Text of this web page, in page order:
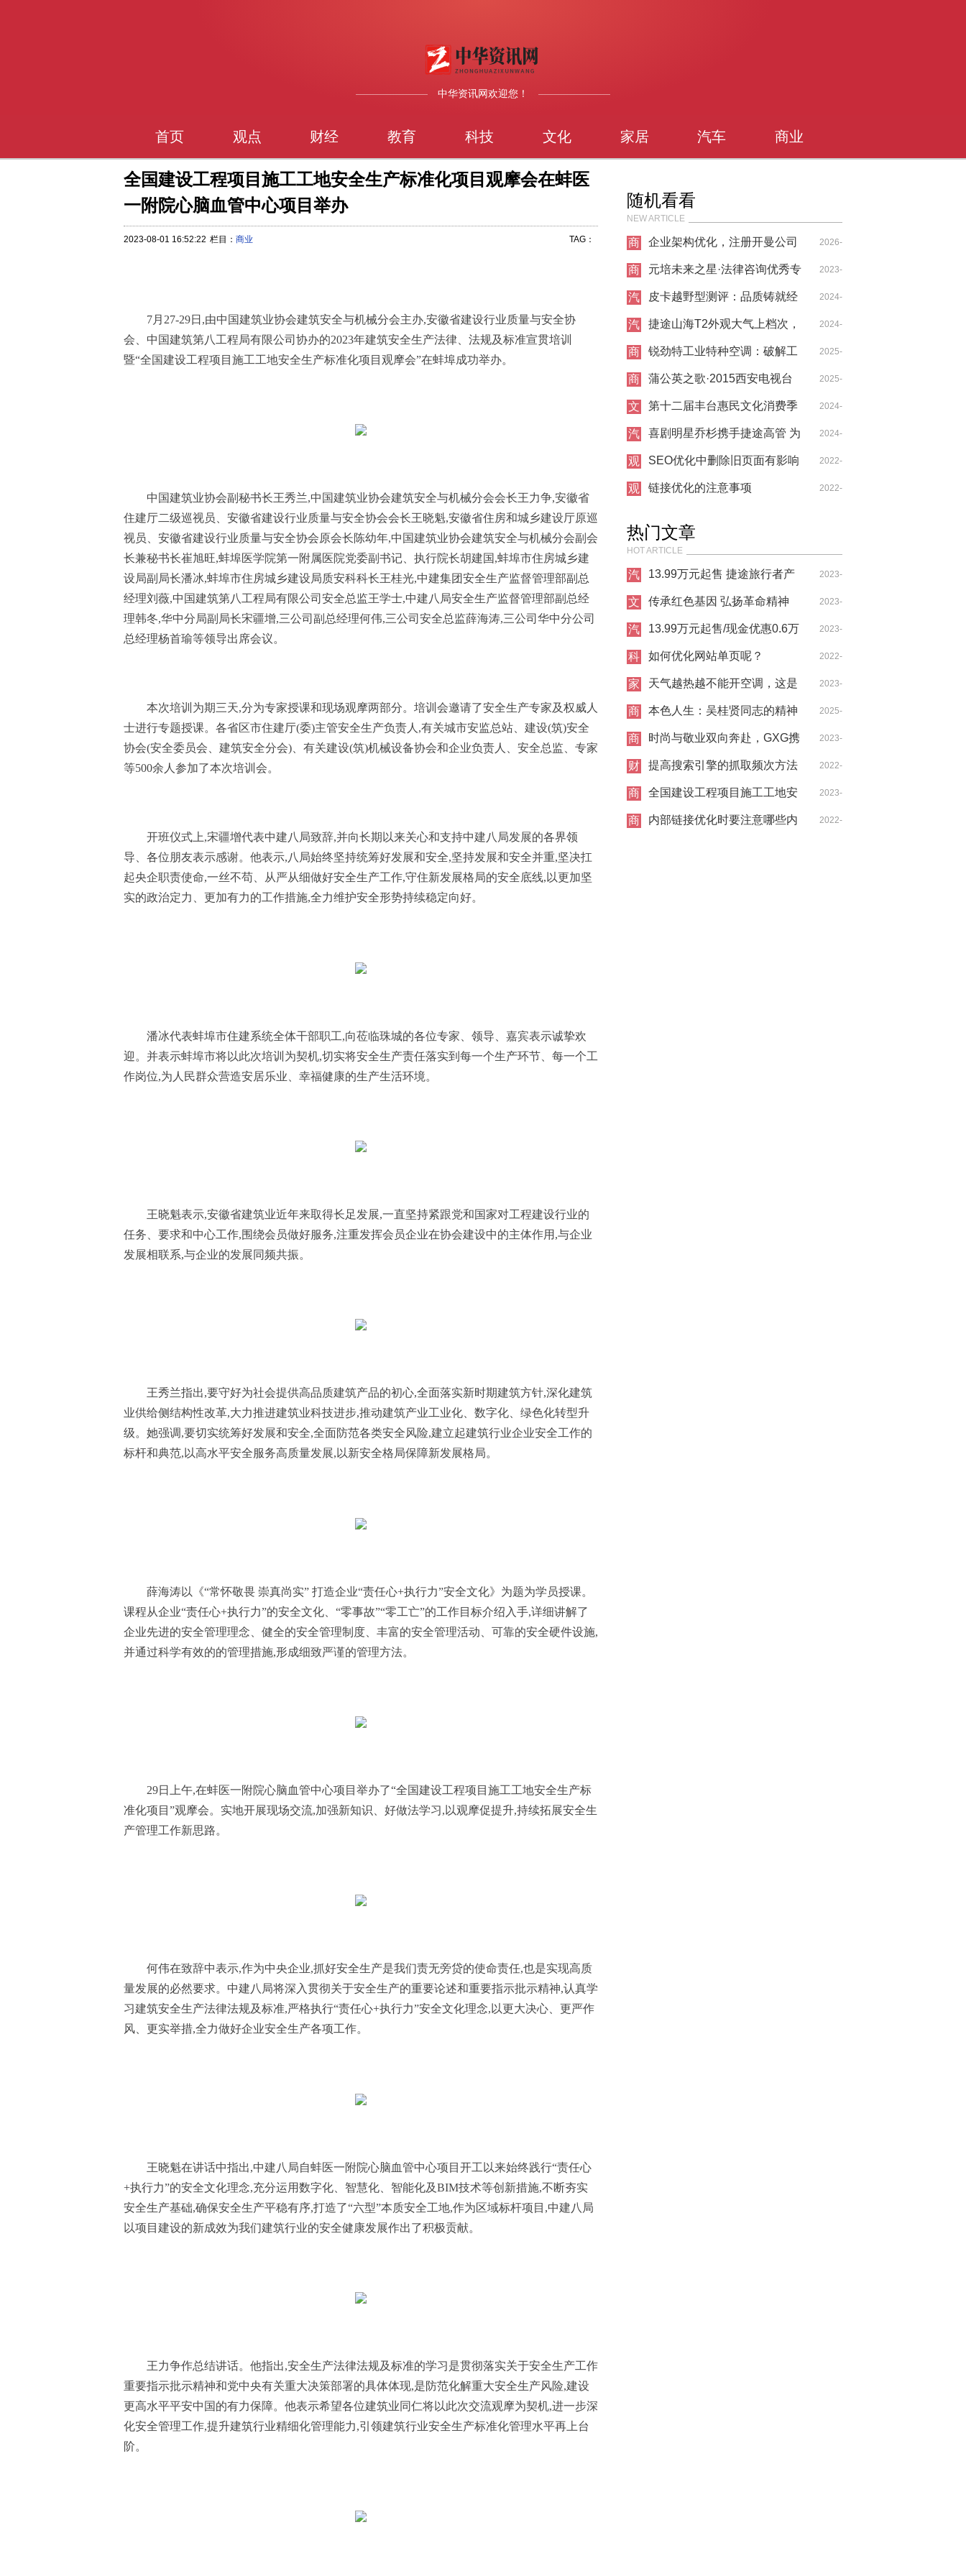
中华资讯网欢迎您！
首页 观点 财经 教育 科技 文化 家居 汽车 商业
全国建设工程项目施工工地安全生产标准化项目观摩会在蚌医
一附院心脑血管中心项目举办
2023-08-01 16:52:22 栏目： 商业 TAG：
7月27-29日,由中国建筑业协会建筑安全与机械分会主办,安徽省建设行业质量与安全协
会、中国建筑第八工程局有限公司协办的2023年建筑安全生产法律、法规及标准宣贯培训
暨“全国建设工程项目施工工地安全生产标准化项目观摩会”在蚌埠成功举办。
中国建筑业协会副秘书长王秀兰,中国建筑业协会建筑安全与机械分会会长王力争,安徽省
住建厅二级巡视员、安徽省建设行业质量与安全协会会长王晓魁,安徽省住房和城乡建设厅原巡
视员、安徽省建设行业质量与安全协会原会长陈幼年,中国建筑业协会建筑安全与机械分会副会
长兼秘书长崔旭旺,蚌埠医学院第一附属医院党委副书记、执行院长胡建国,蚌埠市住房城乡建
设局副局长潘冰,蚌埠市住房城乡建设局质安科科长王桂光,中建集团安全生产监督管理部副总
经理刘薇,中国建筑第八工程局有限公司安全总监王学士,中建八局安全生产监督管理部副总经
理韩冬,华中分局副局长宋疆增,三公司副总经理何伟,三公司安全总监薛海涛,三公司华中分公司
总经理杨首瑜等领导出席会议。
本次培训为期三天,分为专家授课和现场观摩两部分。培训会邀请了安全生产专家及权威人
士进行专题授课。各省区市住建厅(委)主管安全生产负责人,有关城市安监总站、建设(筑)安全
协会(安全委员会、建筑安全分会)、有关建设(筑)机械设备协会和企业负责人、安全总监、专家
等500余人参加了本次培训会。
开班仪式上,宋疆增代表中建八局致辞,并向长期以来关心和支持中建八局发展的各界领
导、各位朋友表示感谢。他表示,八局始终坚持统筹好发展和安全,坚持发展和安全并重,坚决扛
起央企职责使命,一丝不苟、从严从细做好安全生产工作,守住新发展格局的安全底线,以更加坚
实的政治定力、更加有力的工作措施,全力维护安全形势持续稳定向好。
潘冰代表蚌埠市住建系统全体干部职工,向莅临珠城的各位专家、领导、嘉宾表示诚挚欢
迎。并表示蚌埠市将以此次培训为契机,切实将安全生产责任落实到每一个生产环节、每一个工
作岗位,为人民群众营造安居乐业、幸福健康的生产生活环境。
王晓魁表示,安徽省建筑业近年来取得长足发展,一直坚持紧跟党和国家对工程建设行业的
任务、要求和中心工作,围绕会员做好服务,注重发挥会员企业在协会建设中的主体作用,与企业
发展相联系,与企业的发展同频共振。
王秀兰指出,要守好为社会提供高品质建筑产品的初心,全面落实新时期建筑方针,深化建筑
业供给侧结构性改革,大力推进建筑业科技进步,推动建筑产业工业化、数字化、绿色化转型升
级。她强调,要切实统筹好发展和安全,全面防范各类安全风险,建立起建筑行业企业安全工作的
标杆和典范,以高水平安全服务高质量发展,以新安全格局保障新发展格局。
薛海涛以《“常怀敬畏 崇真尚实” 打造企业“责任心+执行力”安全文化》为题为学员授课。
课程从企业“责任心+执行力”的安全文化、“零事故”“零工亡”的工作目标介绍入手,详细讲解了
企业先进的安全管理理念、健全的安全管理制度、丰富的安全管理活动、可靠的安全硬件设施,
并通过科学有效的的管理措施,形成细致严谨的管理方法。
29日上午,在蚌医一附院心脑血管中心项目举办了“全国建设工程项目施工工地安全生产标
准化项目”观摩会。实地开展现场交流,加强新知识、好做法学习,以观摩促提升,持续拓展安全生
产管理工作新思路。
何伟在致辞中表示,作为中央企业,抓好安全生产是我们责无旁贷的使命责任,也是实现高质
量发展的必然要求。中建八局将深入贯彻关于安全生产的重要论述和重要指示批示精神,认真学
习建筑安全生产法律法规及标准,严格执行“责任心+执行力”安全文化理念,以更大决心、更严作
风、更实举措,全力做好企业安全生产各项工作。
王晓魁在讲话中指出,中建八局自蚌医一附院心脑血管中心项目开工以来始终践行“责任心
+执行力”的安全文化理念,充分运用数字化、智慧化、智能化及BIM技术等创新措施,不断夯实
安全生产基础,确保安全生产平稳有序,打造了“六型”本质安全工地,作为区域标杆项目,中建八局
以项目建设的新成效为我们建筑行业的安全健康发展作出了积极贡献。
王力争作总结讲话。他指出,安全生产法律法规及标准的学习是贯彻落实关于安全生产工作
重要指示批示精神和党中央有关重大决策部署的具体体现,是防范化解重大安全生产风险,建设
更高水平平安中国的有力保障。他表示希望各位建筑业同仁将以此次交流观摩为契机,进一步深
化安全管理工作,提升建筑行业精细化管理能力,引领建筑行业安全生产标准化管理水平再上台
阶。
随机看看
NEW ARTICLE
商
企业架构优化，注册开曼公司
作为境外上市主体的主要原因
分析
2026-
01-12
商
元培未来之星·法律咨询优秀专
家评选工作正式启动
2023-
08-21
汽
皮卡越野型测评：品质铸就经
典好车，中国重汽皮卡匠心之
作
2024-
07-01
汽
捷途山海T2外观大气上档次，
起售价17.99万元
2024-
05-10
商
锐劲特工业特种空调：破解工
业温控难题的专业之选
2025-
05-21
商
蒲公英之歌·2015西安电视台
春晚：蒲锦扬的舞台起点
2025-
09-30
文
第十二届丰台惠民文化消费季
盛大开幕 畅享文化消费“新盛
惠”
2024-
08-22
汽
喜剧明星乔杉携手捷途高管 为
用户打造富有情绪价值的交付
仪式
2024-
06-13
观
SEO优化中删除旧页面有影响
吗？
2022-
01-07
观
链接优化的注意事项 2022-
热门文章
HOT ARTICLE
汽
13.99万元起售 捷途旅行者产
品力表现很突出！
2023-
09-29
文
传承红色基因 弘扬革命精神
——韩银山一行寻访牛子龙将
军革命足迹
2023-
07-29
汽
13.99万元起售/现金优惠0.6万
元 你确定不来看看捷途旅行者
吗？
2023-
10-03
科
如何优化网站单页呢？ 2022-
01-07
家
天气越热越不能开空调，这是
什么道理？
2023-
07-27
商
本色人生：吴桂贤同志的精神
遗产与现实启示
2025-
05-02
商
时尚与敬业双向奔赴，GXG携
手龚俊重塑青年通勤新时尚
2023-
09-04
财
提高搜索引擎的抓取频次方法 2022-
01-07
商
全国建设工程项目施工工地安
全生产标准化项目观摩会在蚌
2023-
08-01
商
内部链接优化时要注意哪些内 2022-